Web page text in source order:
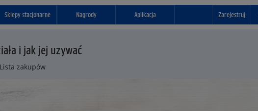
Sklepy stacjonarne Nagrody Aplikacja Zarejestruj
i jak jej uzywać
zakupów